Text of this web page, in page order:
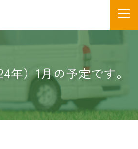
年）1月の予定です。